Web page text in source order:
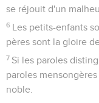
se réjouit d'un
6 Les petits-enfants
pères sont la gloire
7 Si les paroles
paroles
noble.